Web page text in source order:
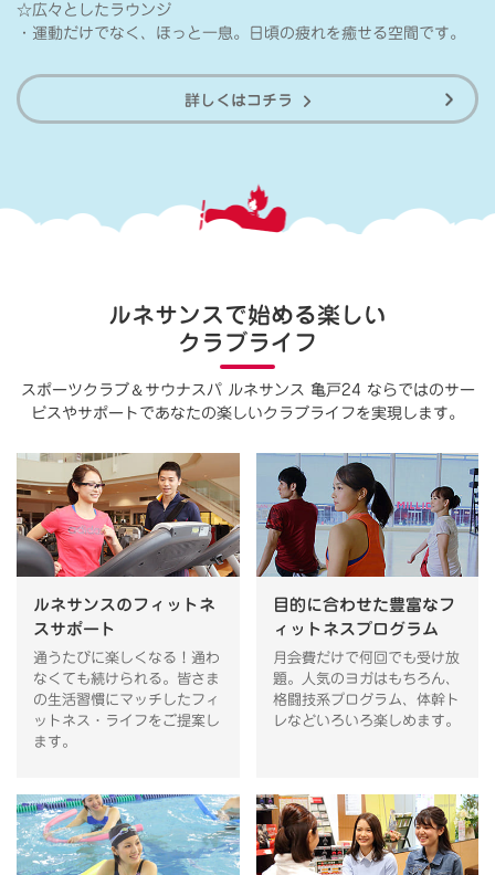
☆広々としたラウンジ
・運動だけでなく、ほっと一息。日頃の疲れを癒せる空間です。
詳しくはコチラ
ルネサンスで始める楽しい
クラブライフ
スポーツクラブ＆ サウナスパ ルネサンス 亀戸24 ならではのサー
ビスやサポートであなたの楽しいクラブライフを実現します。
ルネサンスのフィットネ
スサポート
通うたびに楽しくなる！通わ
なくても続けられる。皆さま
の生活習慣にマッチしたフィ
ットネス・ライフをご提案し
ます。
目的に合わせた豊富なフ
ィットネスプログラム
月会費だけで何回でも受け放
題。人気のヨガはもちろん、
格闘技系プログラム、体幹ト
レなどいろいろ楽しめます。